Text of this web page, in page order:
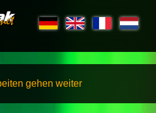
gehen weiter